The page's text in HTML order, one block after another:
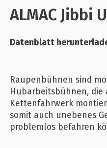
ALMAC Jibbi
Datenblatt
Raupenbühnen sind
Hubarbeitsbühnen, die
Kettenfahrwerk
somit auch unebenes
problemlos befahren